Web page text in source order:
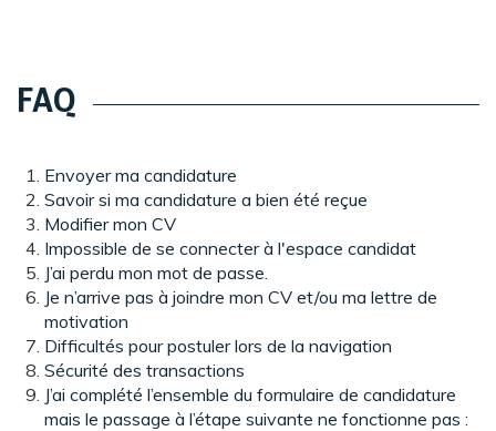
FAQ
Envoyer ma candidature
Savoir si ma candidature a bien été reçue
Modifier mon CV
Impossible de se connecter à l'espace candidat
J’ai perdu mon mot de passe.
Je n’arrive pas à joindre mon CV et/ou ma lettre de
motivation
Difficultés pour postuler lors de la navigation
Sécurité des transactions
J’ai complété l’ensemble du formulaire de candidature
mais le passage à l’étape suivante ne fonctionne pas :